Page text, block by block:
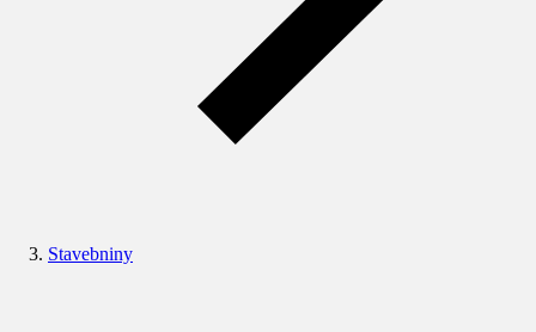
Stavebniny